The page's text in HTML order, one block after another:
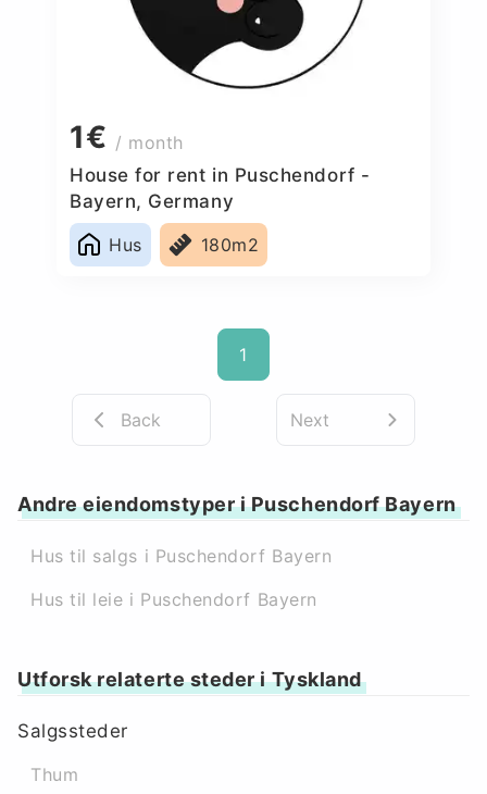
1€ / month
House for rent in Puschendorf -
Bayern, Germany
Hus
180m2
1
Back Next
Andre eiendomstyper i Puschendorf Bayern
Hus til salgs i Puschendorf Bayern
Hus til leie i Puschendorf Bayern
Utforsk relaterte steder i Tyskland
Salgssteder
Thum